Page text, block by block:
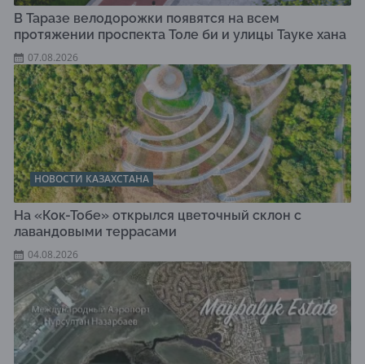
В Таразе велодорожки появятся на всем
протяжении проспекта Толе би и улицы Тауке хана
07.08.2026
НОВОСТИ КАЗАХСТАНА
На «Кок-Тобе» открылся цветочный склон с
лавандовыми террасами
04.08.2026